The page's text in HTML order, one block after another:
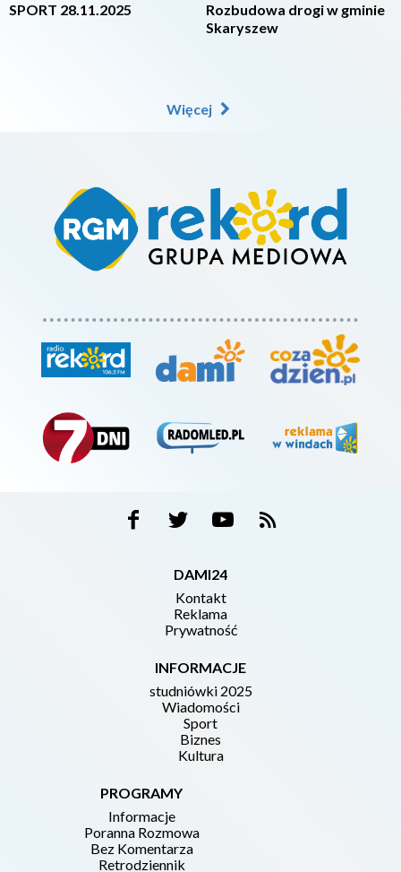
SPORT 28.11.2025
Rozbudowa drogi w gminie
Skaryszew
Więcej
DAMI24
Kontakt
Reklama
Prywatność
INFORMACJE
studniówki 2025
Wiadomości
Sport
Biznes
Kultura
PROGRAMY
Informacje
Poranna Rozmowa
Bez Komentarza
Retrodziennik